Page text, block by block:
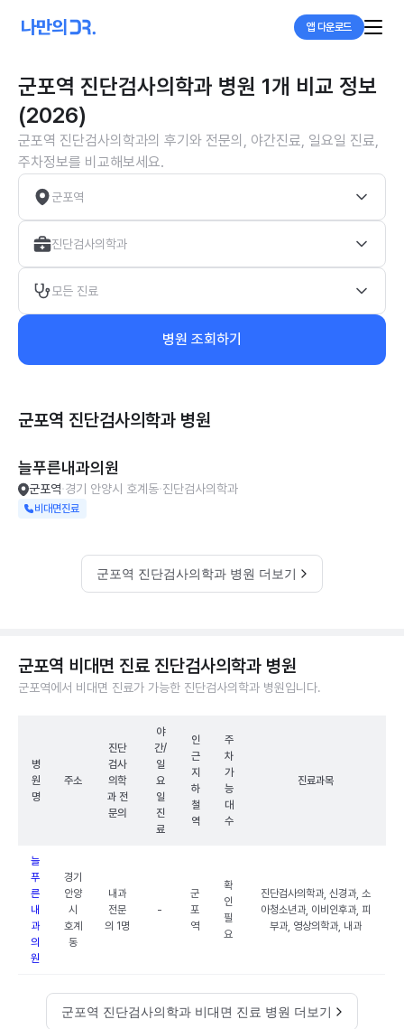
앱 다운로드
군포역 진단검사의학과 병원 1개 비교 정보
(2026)
군포역 진단검사의학과의 후기와 전문의, 야간진료, 일요일 진료,
주차정보를 비교해보세요.
군포역
진단검사의학과
모든 진료
병원 조회하기
군포역 진단검사의학과 병원
늘푸른내과의원
군포역 경기 안양시 호계동 진단검사의학과
비대면진료
군포역 진단검사의학과 병원 더보기
군포역 비대면 진료 진단검사의학과 병원
군포역에서 비대면 진료가 가능한 진단검사의학과 병원입니다.
병
원
명
주소
진단
검사
의학
과 전
문의
야
간/
일
요
일
진
료
인
근
지
하
철
역
주
차
가
능
대
수
진료과목
늘
푸
른
내
과
의
원
경기
안양
시
호계
동
내과
전문
의 1명
-
군
포
역
확
인
필
요
진단검사의학과, 신경과, 소
아청소년과, 이비인후과, 피
부과, 영상의학과, 내과
군포역 진단검사의학과 비대면 진료 병원 더보기